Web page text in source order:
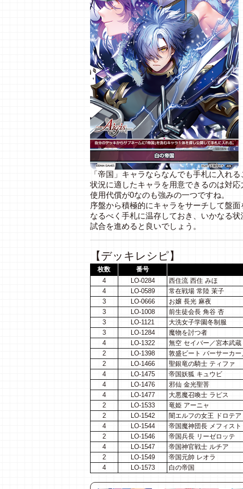
「帝国」キャラならなんでも手札に入れ
状況に適したキャラを用意できるのは対
使用代償が0なのも強みの一つですね。
序盤から積極的にキャラをサーチして盤面
なるべく手札に温存しておき、いかなる
試合を進めると良いでしょう。
【デッキレシピ】
枚数 番号
4
LO-0284 西住流 西住 みほ
4
LO-0589 常在戦場 常陸 茉子
3
LO-0666 お嬢 長光 麻夜
3
LO-1008 前生徒会長 角谷 杏
3
LO-1121 大洗女子学園冬制服
3
LO-1284 魔物を討つ者
4
LO-1322 無空 セイバー／宮本武蔵
2
LO-1398 敦盛ビート バーサーカ
2
LO-1466 聖銀竜の騎士 ティファ
4
LO-1475 帝国妖狐 キュウビ
4
LO-1476 邪仙 金光聖菩
4
LO-1477 大悪魔召喚士 ラピス
2
LO-1533 竜姫 アーニャ
2
LO-1542 闇エルフの女王 ドロテア
4
LO-1544 帝国魔神団長 メフィスト
2
LO-1546 帝国兵長 リーゼロッテ
4
LO-1547 帝国神官戦士 ルチア
2
LO-1549 帝国元帥 レオラ
4
LO-1573 白の帝国